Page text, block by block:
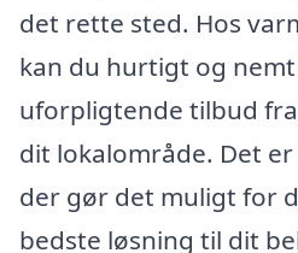
det rette sted. Hos
kan du hurtigt og
uforpligtende tilbud
dit lokalområde. Det
der gør det muligt for
bedste løsning til dit